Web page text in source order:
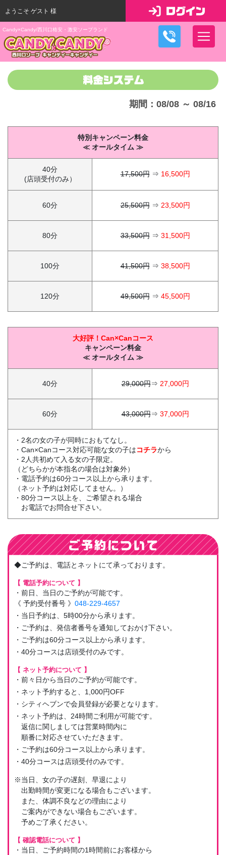
ようこそ ゲスト 様
Candy×Candy/西川口格安・激安ソープランド
期間：08/08 ～ 08/16
特別キャンペーン料金
≪ オールタイム ≫
40分
(店頭受付のみ）
17,500円⇒ 16,500円
60分 25,500円⇒ 23,500円
80分 33,500円⇒ 31,500円
100分 41,500円⇒ 38,500円
120分 49,500円⇒ 45,500円
大好評！Can×Canコース
キャンペーン料金
≪ オールタイム ≫
40分 29,000円⇒ 27,000円
60分 43,000円⇒ 37,000円
・2名の女の子が同時におもてなし。
・Can×Canコース対応可能な女の子はコチラから
・2人共初めて入る女の子限定。
（どちらかが本指名の場合は対象外）
・電話予約は60分コース以上から承ります。
（ネット予約は対応してません。）
・80分コース以上を、ご希望される場合
お電話でお問合せ下さい。
◆ご予約は、電話とネットにて承っております。
【 電話予約について 】
・前日、当日のご予約が可能です。
《 予約受付番号 》 048-229-4657
・当日予約は、5時00分から承ります。
・ご予約は、発信者番号を通知しておかけ下さい。
・ご予約は60分コース以上から承ります。
・40分コースは店頭受付のみです。
【 ネット予約について 】
・前々日から当日のご予約が可能です。
・ネット予約すると、1,000円OFF
・シティヘブンで会員登録が必要となります。
・ネット予約は、24時間ご利用が可能です。
返信に関しましては営業時間内に
順番に対応させていただきます。
・ご予約は60分コース以上から承ります。
・40分コースは店頭受付のみです。
※当日、女の子の遅刻、早退により
出勤時間が変更になる場合もございます。
また、体調不良などの理由により
ご案内ができない場合もございます。
予めご了承ください。
【 確認電話について 】
・当日、ご予約時間の1時間前にお客様から